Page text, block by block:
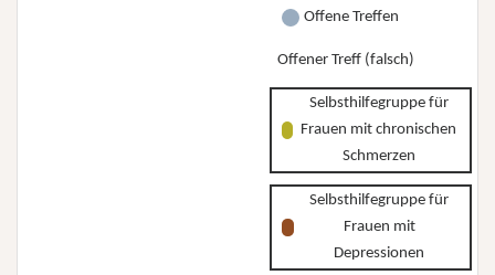
Offene Treffen
Offener Treff (falsch)
Selbsthilfegruppe für
Frauen mit chronischen
Schmerzen
Selbsthilfegruppe für
Frauen mit
Depressionen